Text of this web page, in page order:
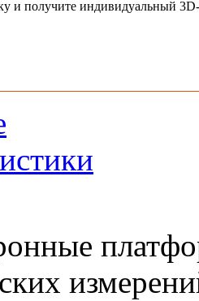
и получите индивидуальный